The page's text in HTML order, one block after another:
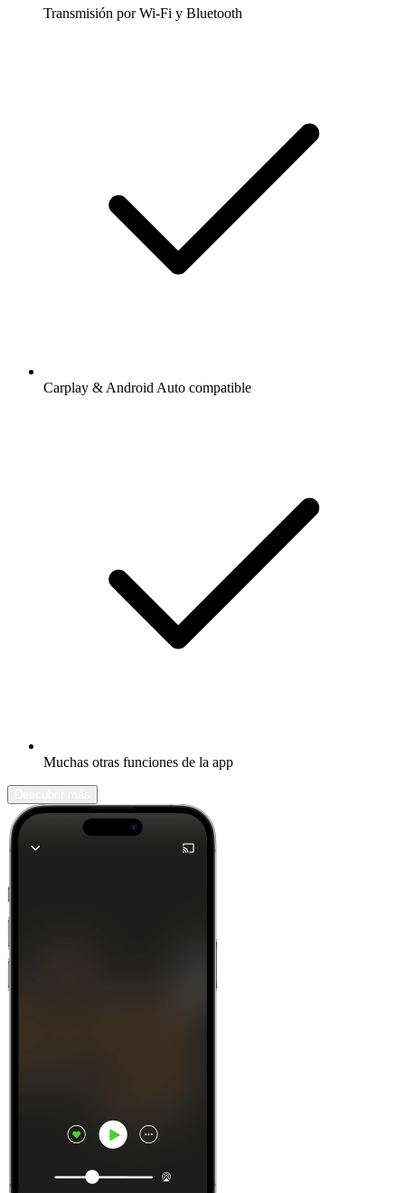
Transmisión por Wi-Fi y Bluetooth
Carplay & Android Auto compatible
Muchas otras funciones de la app